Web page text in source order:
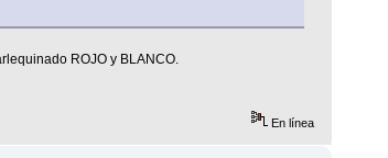
ROJO y BLANCO.
En línea